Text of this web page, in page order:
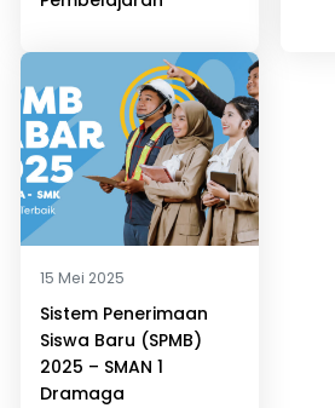
15 Mei 2025
Sistem Penerimaan
Siswa Baru (SPMB)
2025 – SMAN 1
Dramaga